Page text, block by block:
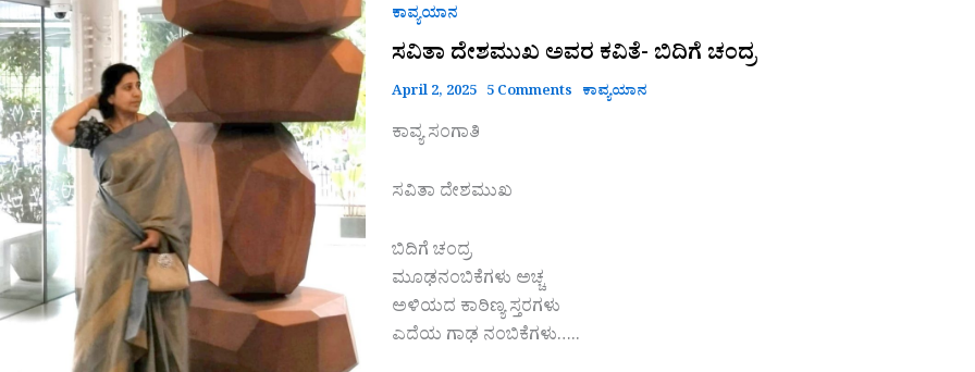
ಕಾವ್ಯಯಾನ
ಸವಿತಾ ದೇಶಮುಖ ಅವರ ಕವಿತೆ- ಬಿದಿಗೆ ಚಂದ್ರ
April 2, 2025 5 Comments ಕಾವ್ಯಯಾನ
ಕಾವ್ಯ ಸಂಗಾತಿ
ಸವಿತಾ ದೇಶಮುಖ
ಬಿದಿಗೆ ಚಂದ್ರ
ಮೂಢನಂಬಿಕೆಗಳು ಅಚ್ಚ
ಅಳಿಯದ ಕಾಠಿಣ್ಯ ಸ್ತರಗಳು
ಎದೆಯ ಗಾಢ ನಂಬಿಕೆಗಳು…..
ದೇಶಮುಖ
ಅವರ
ಬಿದಿಗೆ
ಚಂದ್ರ